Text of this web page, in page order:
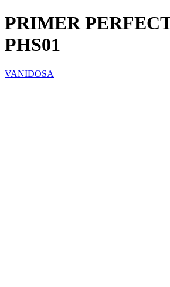
PRIMER
PHS01
VANIDOSA